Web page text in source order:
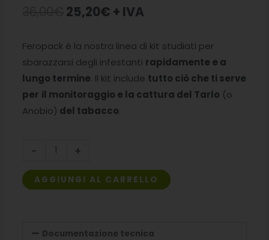
Il
originale
era:
36,00€.
25,20€ Il
attuale
è:
25,20€.
+ IVA
Feropack è la nostra linea di kit studiati per
sbarazzarsi degli infestanti rapidamente e a
lungo termine. Il kit include tutto ciò che ti serve
per il monitoraggio e la cattura del Tarlo (o
Anobio) del tabacco.
-
Tarlo
del
+
AGGIUNGI AL CARRELLO
Documentazione tecnica